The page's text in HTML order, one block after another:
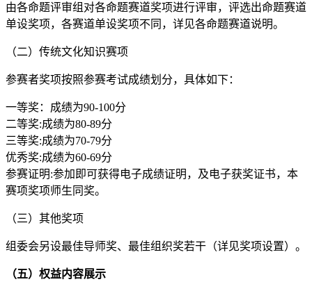
由各命题评审组对各命题赛道奖项进行评审，评选出命题赛道
单设奖项，各赛道单设奖项不同，详见各命题赛道说明。
（二）传统文化知识赛项
参赛者奖项按照参赛考试成绩划分，具体如下：
一等奖：成绩为90-100分
二等奖:成绩为80-89分
三等奖:成绩为70-79分
优秀奖:成绩为60-69分
参赛证明:参加即可获得电子成绩证明，及电子获奖证书，本
赛项奖项师生同奖。
（三）其他奖项
组委会另设最佳导师奖、最佳组织奖若干（详见奖项设置）。
（五）权益内容展示